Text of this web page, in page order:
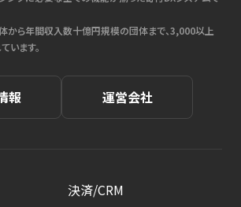
から年間収入数十億円規模の団体まで、3,000以上
います。
報 運営会社
決済/CRM